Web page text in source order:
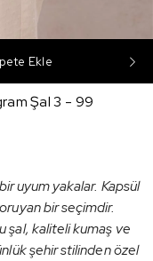
Şal 3 - 99
uyum yakalar. Kapsül
bir seçimdir.
şal, kaliteli kumaş ve
şehir stilinden özel